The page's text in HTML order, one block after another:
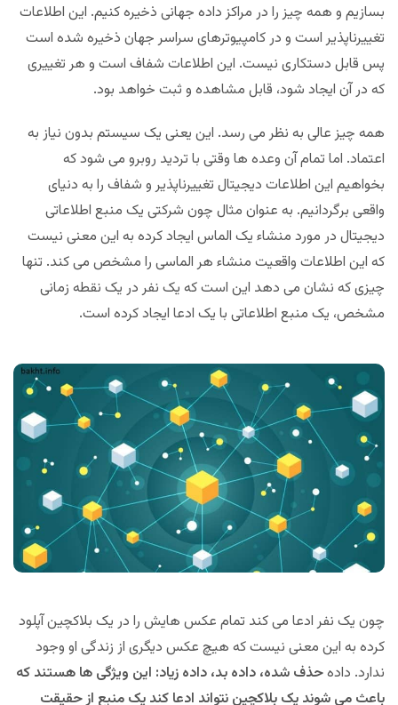
بسازیم و همه چیز را در مراکز داده جهانی ذخیره کنیم. این اطلاعات
تغییرناپذیر است و در کامپیوترهای سراسر جهان ذخیره شده است
پس قابل دستکاری نیست. این اطلاعات شفاف است و هر تغییری
که در آن ایجاد شود، قابل مشاهده و ثبت خواهد بود.
همه چیز عالی به نظر می رسد. این یعنی یک سیستم بدون نیاز به
اعتماد. اما تمام آن وعده ها وقتی با تردید روبرو می شود که
بخواهیم این اطلاعات دیجیتال تغییرناپذیر و شفاف را به دنیای
واقعی برگردانیم. به عنوان مثال چون شرکتی یک منبع اطلاعاتی
دیجیتال در مورد منشاء یک الماس ایجاد کرده به این معنی نیست
که این اطلاعات واقعیت منشاء هر الماسی را مشخص می کند. تنها
چیزی که نشان می دهد این است که یک نفر در یک نقطه زمانی
مشخص، یک منبع اطلاعاتی با یک ادعا ایجاد کرده است.
چون یک نفر ادعا می کند تمام عکس هایش را در یک بلاکچین آپلود
کرده به این معنی نیست که هیچ عکس دیگری از زندگی او وجود
ندارد. دادهحذف شده، داده بد، داده زیاد: این ویژگی ها هستند که
باعث می شوند یک بلاکچین نتواند ادعا کند یک منبع از حقیقت